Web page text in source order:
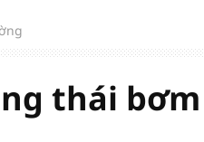
đường lập nghiệp”
sở hữu tiền vệ báu vật của
của Đông Nam Á
thái bơm